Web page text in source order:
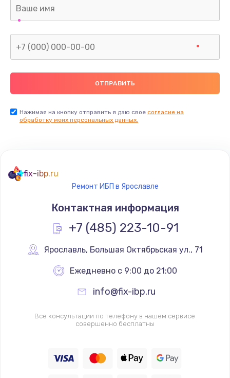
Нажимая на кнопку отправить я даю свое согласие на
обработку моих персональных данных.
fix-ibp.ru
Ремонт ИБП в Ярославле
Контактная информация
+7 (485) 223-10-91
Ярославль, Большая Октябрьская ул., 71
Ежедневно с 9:00 до 21:00
info@fix-ibp.ru
Все консультации по телефону в нашем сервисе
совершенно бесплатны